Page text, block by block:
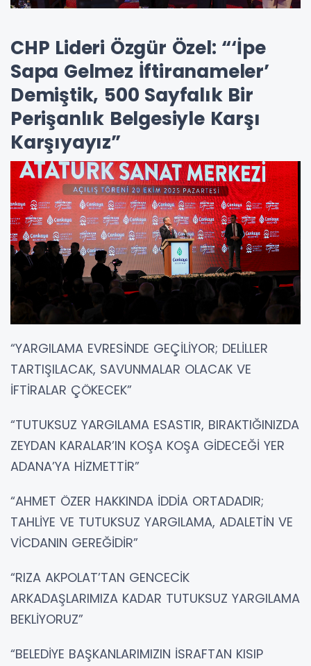
CHP Lideri Özgür Özel: “‘İpe
Sapa Gelmez İftiranameler’
Demiştik, 500 Sayfalık Bir
Perişanlık Belgesiyle Karşı
Karşıyayız”
“YARGILAMA EVRESİNDE GEÇİLİYOR; DELİLLER
TARTIŞILACAK, SAVUNMALAR OLACAK VE
İFTİRALAR ÇÖKECEK”
“TUTUKSUZ YARGILAMA ESASTIR, BIRAKTIĞINIZDA
ZEYDAN KARALAR’IN KOŞA KOŞA GİDECEĞİ YER
ADANA’YA HİZMETTİR”
“AHMET ÖZER HAKKINDA İDDİA ORTADADIR;
TAHLİYE VE TUTUKSUZ YARGILAMA, ADALETİN VE
VİCDANIN GEREĞİDİR”
“RIZA AKPOLAT’TAN GENCECİK
ARKADAŞLARIMIZA KADAR TUTUKSUZ YARGILAMA
BEKLİYORUZ”
“BELEDİYE BAŞKANLARIMIZIN İSRAFTAN KISIP